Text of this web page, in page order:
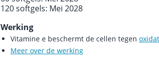
120 softgels: Mei 2028
Werking
Vitamine e beschermt de cellen tegen
Meer over de werking